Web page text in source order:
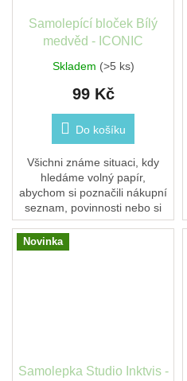
Samolepící bloček Bílý
medvěd - ICONIC
Skladem (>5 ks)
99 Kč
Do košíku
Všichni známe situaci, kdy
hledáme volný papír,
abychom si poznačili nákupní
seznam, povinnosti nebo si
napsali recept, který nám
někdo narychlo diktuje přes
telefon. Samolepící...
Novinka
Samolepka Studio Inktvis -